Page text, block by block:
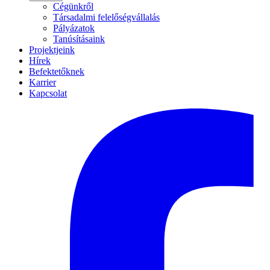
Cégünkről
Társadalmi felelőségvállalás
Pályázatok
Tanúsításaink
Projektjeink
Hírek
Befektetőknek
Karrier
Kapcsolat